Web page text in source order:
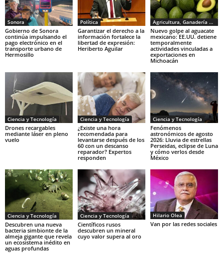
Sonora
Gobierno de Sonora
continúa impulsando el
pago electrónico en el
transporte urbano de
Hermosillo
Política
Garantizar el derecho a la
información fortalece la
libertad de expresión:
Heriberto Aguilar
Agricultura, Ganadería y Pesca
Nuevo golpe al aguacate
mexicano: EE.UU. detiene
temporalmente
actividades vinculadas a
exportaciones en
Michoacán
Ciencia y Tecnología
Drones recargables
mediante láser en pleno
vuelo
Ciencia y Tecnología
¿Existe una hora
recomendada para
levantarse después de los
60 con un descanso
reparador? Expertos
responden
Ciencia y Tecnología
Fenómenos
astronómicos de agosto
2026: Lluvia de estrellas
Perseidas, eclipse de Luna
y cómo verlos desde
México
Ciencia y Tecnología
Descubren una nueva
bacteria simbionte de la
almeja gigante que revela
un ecosistema inédito en
aguas profundas
Ciencia y Tecnología
Científicos rusos
descubren un mineral
cuyo valor supera al oro
Hilario Olea
Van por las redes sociales